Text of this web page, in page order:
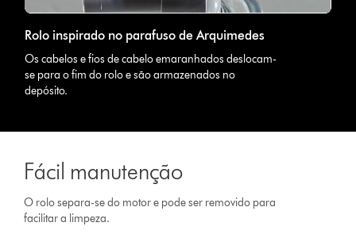
Rolo inspirado no parafuso de Arquimedes
Os cabelos e fios de cabelo emaranhados deslocam-
se para o fim do rolo e são armazenados no
depósito.
Fácil manutenção
O rolo separa-se do motor e pode ser removido para
facilitar a limpeza.